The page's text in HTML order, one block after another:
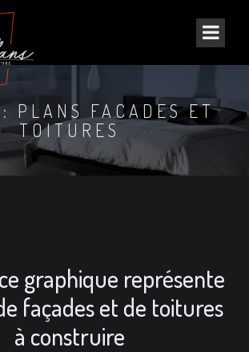
PLANS FACADES ET
TOITURES
graphique représente
façades et de toitures
à construire